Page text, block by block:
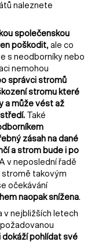
naleznete
společenskou
poškodit, ale co
s neodborníky nebo
nemohou
správci stromů
stromu které
a může vést až
Také
zásah na dané
a strom bude i po
v neposlední řadě
stromě takovým
očekávání
naopak snížena.
v nejbližších letech
pohlídat své